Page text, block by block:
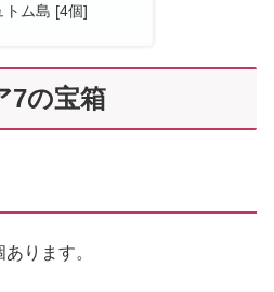
トム島 [4個]
7の宝箱
ります。